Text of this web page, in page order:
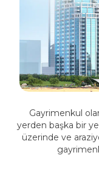
Gayrimenkul
yerden başka bir
üzerinde ve